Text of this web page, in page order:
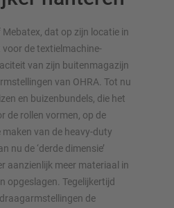
dat op zijn locatie in
de textielmachine-
van zijn buitenmagazijn
van OHRA. Tot nu
en buizenbundels, die het
de rollen vormen, op de
van de heavy-duty
nu de ‘derde dimensie’
aanzienlijk meer materiaal in
opgeslagen. Tegelijkertijd
de